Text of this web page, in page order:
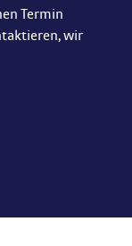
Termin
wir